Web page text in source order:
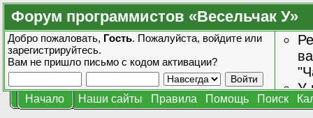
Форум программистов «Весельчак У»
Добро пожаловать, Гость. Пожалуйста, войдите или
зарегистрируйтесь.
Вам не пришло письмо с кодом активации?
У
Начало Наши сайты Правила Помощь Поиск